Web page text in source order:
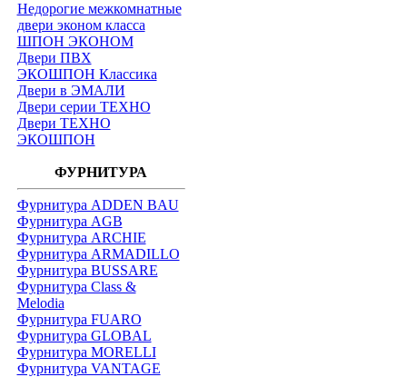
Недорогие межкомнатные
двери эконом класса
ШПОН ЭКОНОМ
Двери ПВХ
ЭКОШПОН Классика
Двери в ЭМАЛИ
Двери серии ТЕХНО
Двери ТЕХНО
ЭКОШПОН
ФУРНИТУРА
Фурнитура ADDEN BAU
Фурнитура AGB
Фурнитура ARCHIE
Фурнитура ARMADILLO
Фурнитура BUSSARE
Фурнитура Class &
Melodia
Фурнитура FUARO
Фурнитура GLOBAL
Фурнитура MORELLI
Фурнитура VANTAGE